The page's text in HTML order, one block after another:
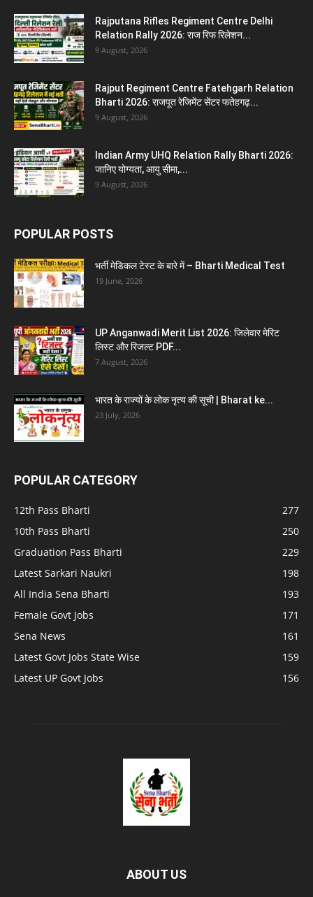
Rajputana Rifles Regiment Centre Delhi
Relation Rally 2026: राज रिफ रिलेशन...
9 August, 2026
Rajput Regiment Centre Fatehgarh Relation
Bharti 2026: राजपूत रेजिमेंट सेंटर फतेहगढ़...
9 August, 2026
Indian Army UHQ Relation Rally Bharti 2026:
जानिए योग्यता, आयु सीमा,...
9 August, 2026
POPULAR POSTS
भर्ती मेडिकल टेस्ट के बारे में – Bharti Medical Test
19 June, 2026
UP Anganwadi Merit List 2026: जिलेवार मेरिट
लिस्ट और रिजल्ट PDF...
7 August, 2026
भारत के राज्यों के लोक नृत्य की सूची | Bharat ke...
23 July, 2026
POPULAR CATEGORY
12th Pass Bharti
277
10th Pass Bharti
250
Graduation Pass Bharti
229
Latest Sarkari Naukri
198
All India Sena Bharti
193
Female Govt Jobs
171
Sena News
161
Latest Govt Jobs State Wise
159
Latest UP Govt Jobs
156
ABOUT US